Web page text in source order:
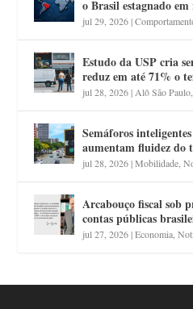
o Brasil estagnado
jul 29, 2026|
Estudo da USP cria
reduz em até 71% o
jul 28, 2026| Alô São Paulo
Semáforos
aumentam fluidez do
jul 28, 2026|Mobilidade ,
Arcabouço fiscal sob
contas públicas
jul 27, 2026|Economia ,